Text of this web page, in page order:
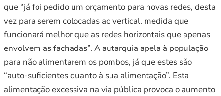
que “já foi pedido um orçamento para novas redes, desta
vez para serem colocadas ao vertical, medida que
funcionará melhor que as redes horizontais que apenas
envolvem as fachadas”. A autarquia apela à população
para não alimentarem os pombos, já que estes são
“auto-suficientes quanto à sua alimentação”. Esta
alimentação excessiva na via pública provoca o aumento